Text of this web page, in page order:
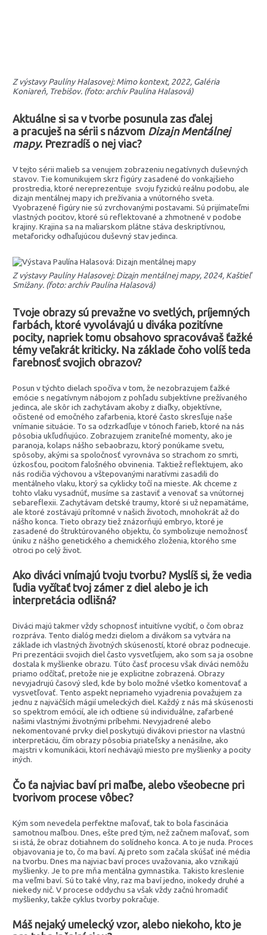
Z výstavy Paulíny Halasovej: Mimo kontext, 2022, Galéria
Koniareň, Trebišov. (foto: archív Paulína Halasová)
Aktuálne si sa v tvorbe posunula zas ďalej
a pracuješ na sérii s názvom Dizajn Mentálnej
mapy. Prezradíš o nej viac?
V tejto sérii malieb sa venujem zobrazeniu negatívnych duševných
stavov. Tie komunikujem skrz figúry zasadené do vonkajšieho
prostredia, ktoré nereprezentuje svoju fyzickú reálnu podobu, ale
dizajn mentálnej mapy ich prežívania a vnútorného sveta.
Vyobrazené figúry nie sú zvrchovanými postavami. Sú prijímateľmi
vlastných pocitov, ktoré sú reflektované a zhmotnené v podobe
krajiny. Krajina sa na maliarskom plátne stáva deskriptívnou,
metaforicky odhaľujúcou duševný stav jedinca.
Z výstavy Paulíny Halasovej: Dizajn mentálnej mapy, 2024, Kaštieľ
Smižany. (foto: archív Paulína Halasová)
Tvoje obrazy sú prevažne vo svetlých, príjemných
farbách, ktoré vyvolávajú u diváka pozitívne
pocity, napriek tomu obsahovo spracovávaš ťažké
témy veľakrát kriticky. Na základe čoho volíš teda
farebnosť svojich obrazov?
Posun v týchto dielach spočíva v tom, že nezobrazujem ťažké
emócie s negatívnym nábojom z pohľadu subjektívne prežívaného
jedinca, ale skôr ich zachytávam akoby z diaľky, objektívne,
očistené od emočného zafarbenia, ktoré často skresľuje naše
vnímanie situácie. To sa odzrkadľuje v tónoch farieb, ktoré na nás
pôsobia ukľudňujúco. Zobrazujem zraniteľné momenty, ako je
paranoja, kolaps nášho sebaobrazu, ktorý ponúkame svetu,
spôsoby, akými sa spoločnosť vyrovnáva so strachom zo smrti,
úzkosťou, pocitom falošného obvinenia. Taktiež reflektujem, ako
nás rodičia výchovou a vštepovanými naratívmi zasadili do
mentálneho vlaku, ktorý sa cyklicky točí na mieste. Ak chceme z
tohto vlaku vysadnúť, musíme sa zastaviť a venovať sa vnútornej
sebareflexii. Zachytávam detské traumy, ktoré si už nepamätáme,
ale ktoré zostávajú prítomné v našich životoch, mnohokrát až do
nášho konca. Tieto obrazy tiež znázorňujú embryo, ktoré je
zasadené do štruktúrovaného objektu, čo symbolizuje nemožnosť
úniku z nášho genetického a chemického zloženia, ktorého sme
otroci po celý život.
Ako diváci vnímajú tvoju tvorbu? Myslíš si, že vedia
ľudia vyčítať tvoj zámer z diel alebo je ich
interpretácia odlišná?
Diváci majú takmer vždy schopnosť intuitívne vycítiť, o čom obraz
rozpráva. Tento dialóg medzi dielom a divákom sa vytvára na
základe ich vlastných životných skúseností, ktoré obraz podnecuje.
Pri prezentácii svojich diel často vysvetľujem, ako som sa ja osobne
dostala k myšlienke obrazu. Túto časť procesu však diváci nemôžu
priamo odčítať, pretože nie je explicitne zobrazená. Obrazy
nevyjadrujú časový sled, kde by bolo možné všetko komentovať a
vysvetľovať. Tento aspekt nepriameho vyjadrenia považujem za
jednu z najväčších mágií umeleckých diel. Každý z nás má skúsenosti
so spektrom emócií, ale ich odtiene sú individuálne, zafarbené
našimi vlastnými životnými príbehmi. Nevyjadrené alebo
nekomentované prvky diel poskytujú divákovi priestor na vlastnú
interpretáciu, čím obrazy pôsobia priateľsky a nenásilne, ako
majstri v komunikácii, ktorí nechávajú miesto pre myšlienky a pocity
iných.
Čo ťa najviac baví pri maľbe, alebo všeobecne pri
tvorivom procese vôbec?
Kým som nevedela perfektne maľovať, tak to bola fascinácia
samotnou maľbou. Dnes, ešte pred tým, než začnem maľovať, som
si istá, že obraz dotiahnem do solídneho konca. A to je nuda. Proces
objavovania je to, čo ma baví. Aj preto som začala skúšať iné média
na tvorbu. Dnes ma najviac baví proces uvažovania, ako vznikajú
myšlienky. Je to pre mňa mentálna gymnastika. Takisto kreslenie
ma veľmi baví. Sú to také vlny, raz ma baví jedno, inokedy druhé a
niekedy nič. V procese oddychu sa však vždy začnú hromadiť
myšlienky, takže cyklus tvorby pokračuje.
Máš nejaký umelecký vzor, alebo niekoho, kto je